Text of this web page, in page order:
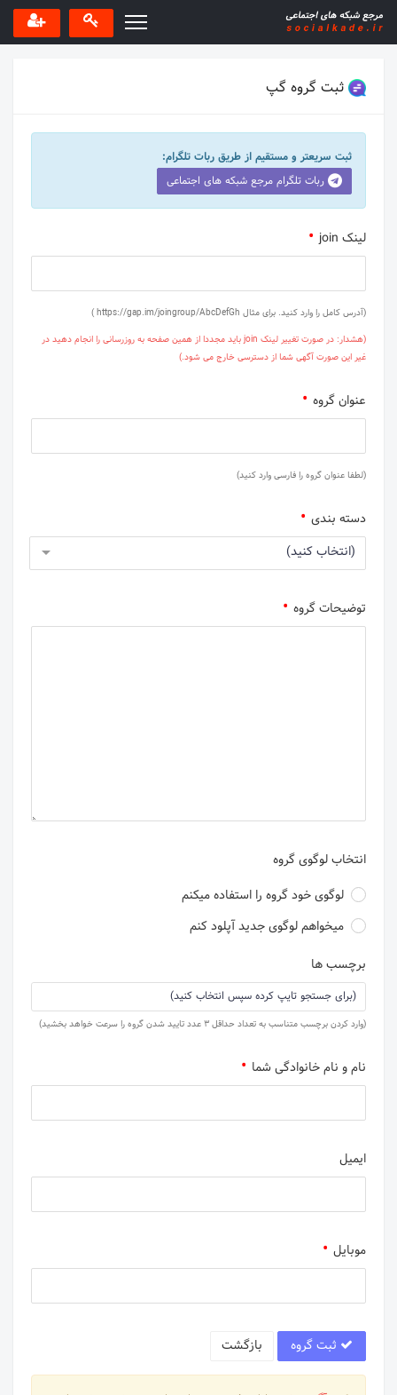
ثبت گروه گپ
ثبت سریعتر و مستقیم از طریق ربات تلگرام:
ربات تلگرام مرجع شبکه های اجتماعی
لینک join
(آدرس کامل را وارد کنید. برای مثال https://gap.im/joingroup/AbcDefGh )
(هشدار: در صورت تغییر لینک join باید مجددا از همین صفحه به روزرسانی را انجام دهید در
غیر این صورت آگهی شما از دسترسی خارج می شود.)
عنوان گروه
(لطفا عنوان گروه را فارسی وارد کنید)
دسته بندی
(انتخاب کنید)
توضیحات گروه
انتخاب لوگوی گروه
لوگوی خود گروه را استفاده میکنم
میخواهم لوگوی جدید آپلود کنم
برچسب ها
(وارد کردن برچسب متناسب به تعداد حداقل 3 عدد تایید شدن گروه را سرعت خواهد بخشید)
نام و نام خانوادگی شما
ایمیل
موبایل
بازگشت